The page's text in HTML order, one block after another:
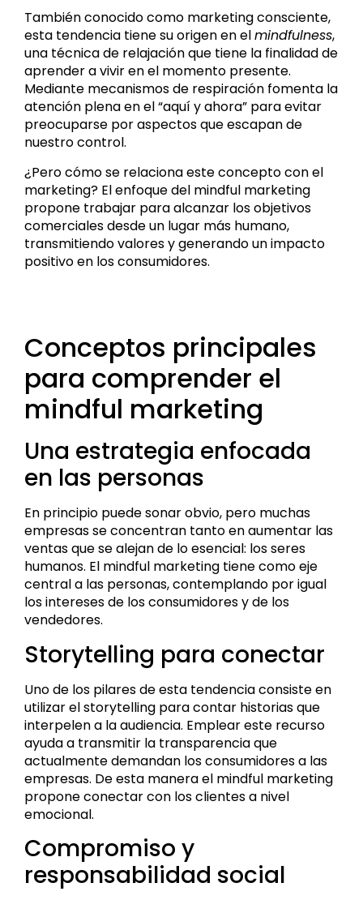
También conocido como marketing consciente,
esta tendencia tiene su origen en elmindfulness,
una técnica de relajación que tiene la finalidad de
aprender a vivir en el momento presente.
Mediante mecanismos de respiración fomenta la
atención plena en el “aquí y ahora” para evitar
preocuparse por aspectos que escapan de
nuestro control.
¿Pero cómo se relaciona este concepto con el
marketing? El enfoque del mindful marketing
propone trabajar para alcanzar los objetivos
comerciales desde un lugar más humano,
transmitiendo valores y generando un impacto
positivo en los consumidores.
Conceptos principales
para comprender el
mindful marketing
Una estrategia enfocada
en las personas
En principio puede sonar obvio, pero muchas
empresas se concentran tanto en aumentar las
ventas que se alejan de lo esencial: los seres
humanos. El mindful marketing tiene como eje
central a las personas, contemplando por igual
los intereses de los consumidores y de los
vendedores.
Storytelling para conectar
Uno de los pilares de esta tendencia consiste en
utilizar el storytelling para contar historias que
interpelen a la audiencia. Emplear este recurso
ayuda a transmitir la transparencia que
actualmente demandan los consumidores a las
empresas. De esta manera el mindful marketing
propone conectar con los clientes a nivel
emocional.
Compromiso y
responsabilidad social